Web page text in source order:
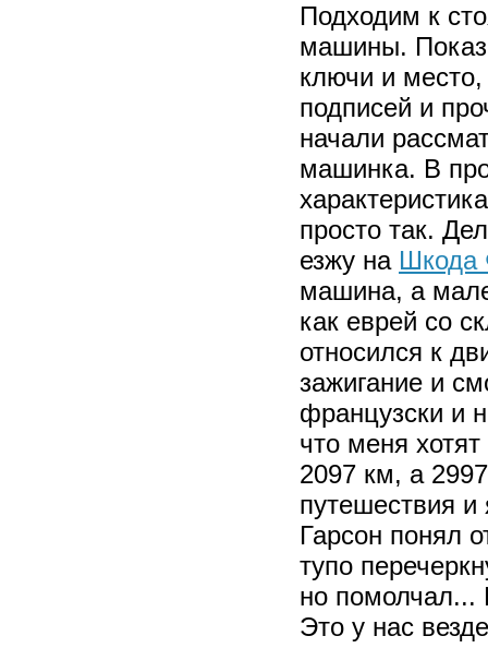
Подходим к
машины.
ключи и
подписей и
начали
машинка. В
просто так.
езжу на Шкода
машина, а
как еврей со
относился к
зажигание и
французски и
что меня
2097 км, а
путешествия и
Гарсон понял
тупо
но помолчал...
Это у нас